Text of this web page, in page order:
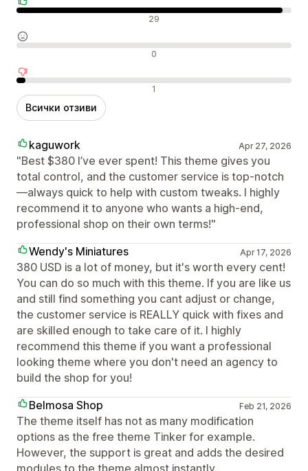
29
0
1
Всички отзиви
kaguwork Apr 27, 2026
"Best $380 I’ve ever spent! This theme gives you
total control, and the customer service is top-notch
—always quick to help with custom tweaks. I highly
recommend it to anyone who wants a high-end,
professional shop on their own terms!"
Wendy's Miniatures
Apr 17, 2026
380 USD is a lot of money, but it's worth every cent!
You can do so much with this theme. If you are like us
and still find something you cant adjust or change,
the customer service is REALLY quick with fixes and
are skilled enough to take care of it. I highly
recommend this theme if you want a professional
looking theme where you don't need an agency to
build the shop for you!
Belmosa Shop
Feb 21, 2026
The theme itself has not as many modification
options as the free theme Tinker for example.
However, the support is great and adds the desired